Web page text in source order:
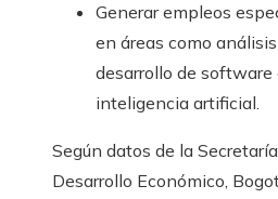
Generar empleos
en áreas como
desarrollo de software
inteligencia artificial.
Según datos de la
Desarrollo Económico,